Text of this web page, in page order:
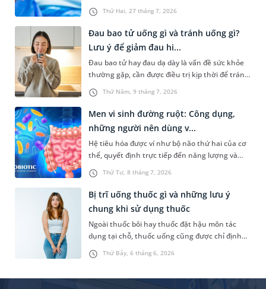
Thứ Hai, 27 tháng 7, 2026
trọng do căn bệnh này gây ra. Người bệnh
thường khá lo lắng trước khi mổ và có chung
một thắc mắc là “vết mổ rò hậu môn bao lâu thì
lành”. Bài viết dưới đây là câu trả lời chi tiết và
một số hướng dẫn về cách cách sóc sau phẫu
thuật giúp người bệnh sớm hồi phục.
Thứ Năm, 9 tháng 7, 2026
Đau bao tử uống gì và tránh uống gì?
Lưu ý để giảm đau hi...
Đau bao tử hay đau dạ dày là vấn đề sức khỏe
thường gặp, cần được điều trị kịp thời để tránh
gây ảnh hưởng đến sức khỏe và sinh hoạt
thường ngày. Trong đó, chế độ ăn uống là một
trong những yếu tố quan trọng để giảm áp lực
cho bao tử. Vậy đau bao tử uống gì và tránh
uống gì? Dưới đây là đáp án cụ thể và một số
biện pháp giúp giảm đau hiệu quả.
Thứ Tư, 8 tháng 7, 2026
Men vi sinh đường ruột: Công dụng,
những người nên dùng v...
Hệ tiêu hóa được ví như bộ não thứ hai của cơ
thể, quyết định trực tiếp đến năng lượng và
khả năng miễn dịch. Để hỗ trợ tăng cường
chức năng của cơ quan này, nhiều người
thường lựa chọn bổ sung thêm men vi sinh
đường ruột. Vậy đây là sản phẩm gì, có nên sử
dụng nhiều hay không,...?
Thứ Bảy, 6 tháng 6, 2026
Bị trĩ uống thuốc gì và những lưu ý
chung khi sử dụng thuốc
Ngoài thuốc bôi hay thuốc đặt hậu môn tác
dụng tại chỗ, thuốc uống cũng được chỉ định
cho người bị trĩ trong một số trường hợp. Vậy,
người bị trĩ uống thuốc gì để giảm triệu chứng